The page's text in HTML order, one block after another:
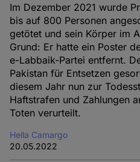
Im Dezember 2021 wurde
bis auf 800 Personen
getötet und sein Körper im
Grund: Er hatte ein Poster
e-Labbaik-Partei entfernt.
Pakistan für Entsetzen
diesem Jahr nun zur
Haftstrafen und Zahlungen
Toten verurteilt.
Hella Camargo
20.05.2022